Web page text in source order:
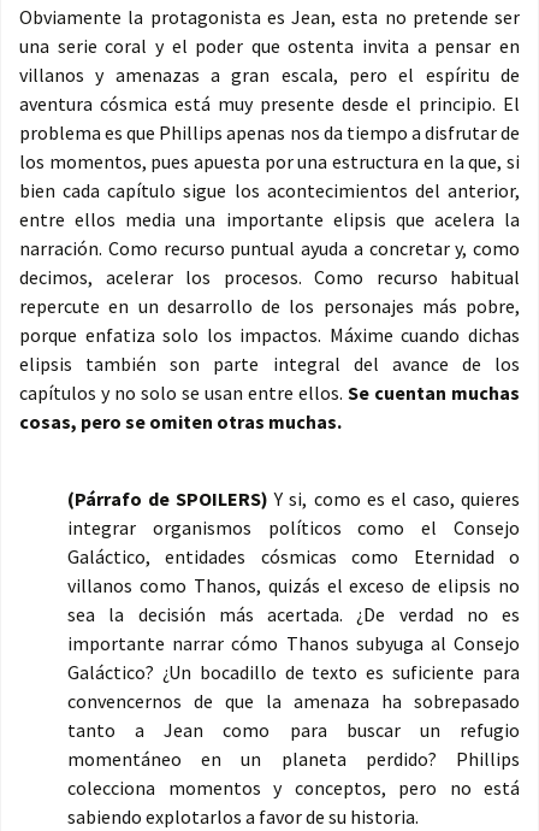
Obviamente la protagonista es Jean, esta no pretende ser
una serie coral y el poder que ostenta invita a pensar en
villanos y amenazas a gran escala, pero el espíritu de
aventura cósmica está muy presente desde el principio. El
problema es que Phillips apenas nos da tiempo a disfrutar de
los momentos, pues apuesta por una estructura en la que, si
bien cada capítulo sigue los acontecimientos del anterior,
entre ellos media una importante elipsis que acelera la
narración. Como recurso puntual ayuda a concretar y, como
decimos, acelerar los procesos. Como recurso habitual
repercute en un desarrollo de los personajes más pobre,
porque enfatiza solo los impactos. Máxime cuando dichas
elipsis también son parte integral del avance de los
capítulos y no solo se usan entre ellos. Se cuentan muchas
cosas, pero se omiten otras muchas.
(Párrafo de SPOILERS) Y si, como es el caso, quieres
integrar organismos políticos como el Consejo
Galáctico, entidades cósmicas como Eternidad o
villanos como Thanos, quizás el exceso de elipsis no
sea la decisión más acertada. ¿De verdad no es
importante narrar cómo Thanos subyuga al Consejo
Galáctico? ¿Un bocadillo de texto es suficiente para
convencernos de que la amenaza ha sobrepasado
tanto a Jean como para buscar un refugio
momentáneo en un planeta perdido? Phillips
colecciona momentos y conceptos, pero no está
sabiendo explotarlos a favor de su historia.